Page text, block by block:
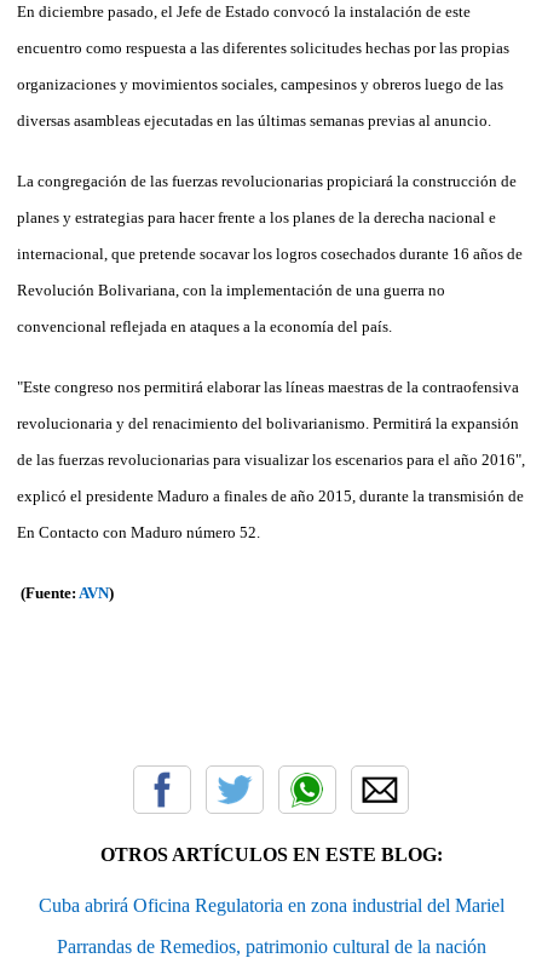
En diciembre pasado, el Jefe de Estado convocó la instalación de este
encuentro como respuesta a las diferentes solicitudes hechas por las propias
organizaciones y movimientos sociales, campesinos y obreros luego de las
diversas asambleas ejecutadas en las últimas semanas previas al anuncio.
La congregación de las fuerzas revolucionarias propiciará la construcción de
planes y estrategias para hacer frente a los planes de la derecha nacional e
internacional, que pretende socavar los logros cosechados durante 16 años de
Revolución Bolivariana, con la implementación de una guerra no
convencional reflejada en ataques a la economía del país.
"Este congreso nos permitirá elaborar las líneas maestras de la contraofensiva
revolucionaria y del renacimiento del bolivarianismo. Permitirá la expansión
de las fuerzas revolucionarias para visualizar los escenarios para el año 2016",
explicó el presidente Maduro a finales de año 2015, durante la transmisión de
En Contacto con Maduro número 52.
(Fuente: AVN)
OTROS ARTÍCULOS EN ESTE BLOG:
Cuba abrirá Oficina Regulatoria en zona industrial del Mariel
Parrandas de Remedios, patrimonio cultural de la nación